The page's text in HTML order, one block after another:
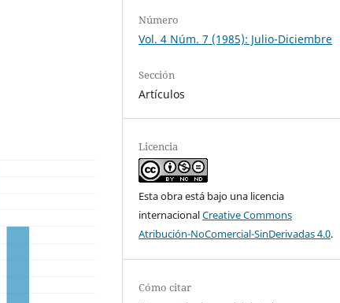
Número
Vol. 4 Núm. 7 (1985): Julio-Diciembre
Sección
Artículos
Licencia
Esta obra está bajo una licencia
internacionalCreative Commons
Atribución-NoComercial-SinDerivadas 4.0.
Cómo citar